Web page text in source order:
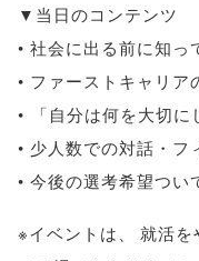
▼当日のコンテンツ
• 社会に出る前に知っ
• ファーストキャリア
•
「自分は何を大切に
• 少人数での対話・フ
• 今後の選考希望つい
※イベントは
就活を